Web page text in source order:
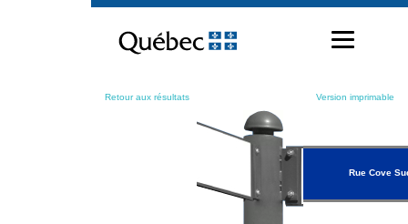
contenu
Retour aux résultats Version imprimable
Rue Cove